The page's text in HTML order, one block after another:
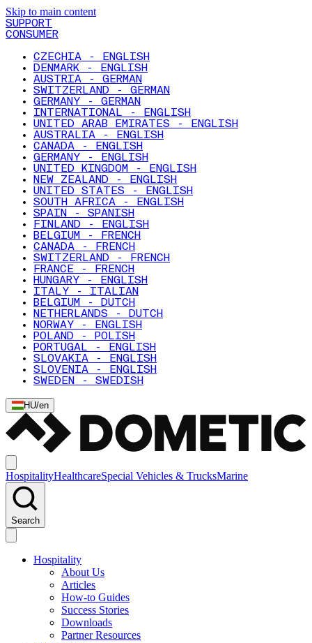
Skip to main content
SUPPORT
CONSUMER
CZECHIA - ENGLISH
DENMARK - ENGLISH
AUSTRIA - GERMAN
SWITZERLAND - GERMAN
GERMANY - GERMAN
INTERNATIONAL - ENGLISH
UNITED ARAB EMIRATES - ENGLISH
AUSTRALIA - ENGLISH
CANADA - ENGLISH
GERMANY - ENGLISH
UNITED KINGDOM - ENGLISH
NEW ZEALAND - ENGLISH
UNITED STATES - ENGLISH
SOUTH AFRICA - ENGLISH
SPAIN - SPANISH
FINLAND - ENGLISH
BELGIUM - FRENCH
CANADA - FRENCH
SWITZERLAND - FRENCH
FRANCE - FRENCH
HUNGARY - ENGLISH
ITALY - ITALIAN
BELGIUM - DUTCH
NETHERLANDS - DUTCH
NORWAY - ENGLISH
POLAND - POLISH
PORTUGAL - ENGLISH
SLOVAKIA - ENGLISH
SLOVENIA - ENGLISH
SWEDEN - SWEDISH
HU/en
HospitalityHealthcareSpecial Vehicles & TrucksMarine
Search
Hospitality
About Us
Articles
How-to Guides
Success Stories
Downloads
Partner Resources